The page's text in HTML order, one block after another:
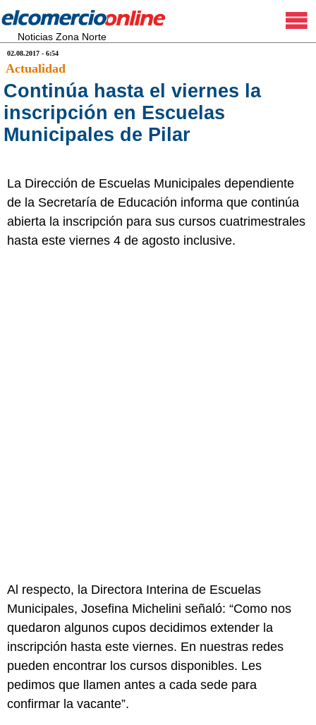
Noticias Zona Norte
02.08.2017 - 6:54
Actualidad
Continúa hasta el viernes la
inscripción en Escuelas
Municipales de Pilar
La Dirección de Escuelas Municipales dependiente
de la Secretaría de Educación informa que continúa
abierta la inscripción para sus cursos cuatrimestrales
hasta este viernes 4 de agosto inclusive.
Al respecto, la Directora Interina de Escuelas
Municipales, Josefina Michelini señaló: “Como nos
quedaron algunos cupos decidimos extender la
inscripción hasta este viernes. En nuestras redes
pueden encontrar los cursos disponibles. Les
pedimos que llamen antes a cada sede para
confirmar la vacante”.